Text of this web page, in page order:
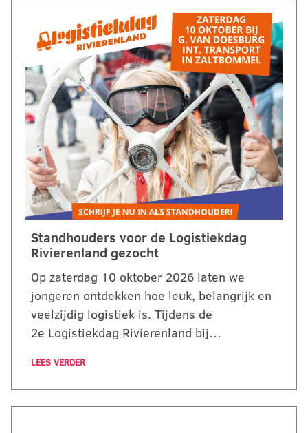
Standhouders voor de Logistiekdag
Rivierenland gezocht
Op zaterdag 10 oktober 2026 laten we
jongeren ontdekken hoe leuk, belangrijk en
veelzijdig logistiek is. Tijdens de
2e Logistiekdag Rivierenland bij…
LEES VERDER